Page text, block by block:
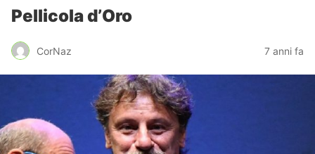
Pellicola d’Oro
CorNaz 7 anni fa